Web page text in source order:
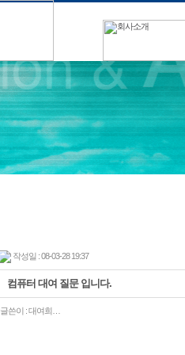
작성일 : 08-03-28 19:37
컴퓨터 대여 질문 입니다.
글쓴이 :대여희…